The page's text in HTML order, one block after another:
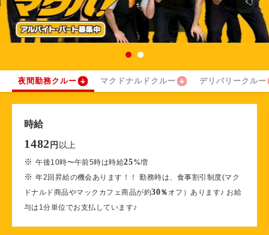
夜間勤務クルー マクドナルドクルー デリバリークルー
時給
1482 円 以上
※午後10時〜午前5時は時給25%増
※年2回昇給の機会あります！！ 勤務時は、食事割引制度(マク
ドナルド商品やマックカフェ商品が約30％ オフ）あります♪ お給
与は1分単位でお支払しています♪